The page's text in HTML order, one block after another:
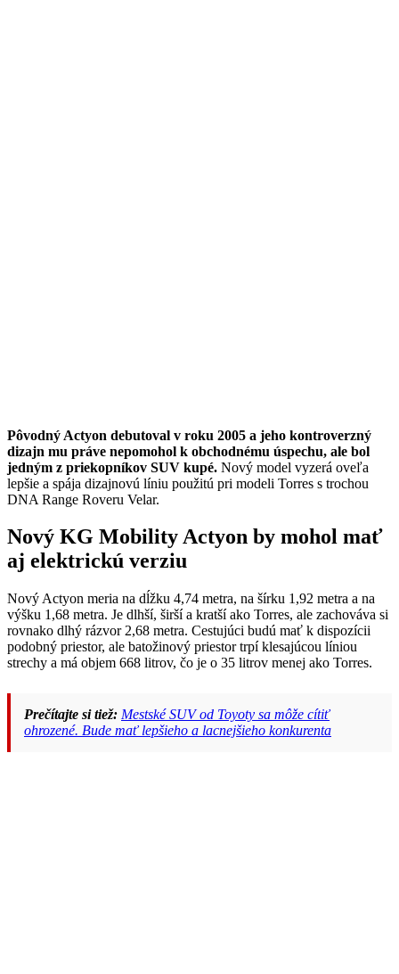
Pôvodný Actyon debutoval v roku 2005 a jeho kontroverzný
dizajn mu práve nepomohol k obchodnému úspechu, ale bol
jedným z priekopníkov SUV kupé. Nový model vyzerá oveľa
lepšie a spája dizajnovú líniu použitú pri modeli Torres s trochou
DNA Range Roveru Velar.
Nový KG Mobility Actyon by mohol mať
aj elektrickú verziu
Nový Actyon meria na dĺžku 4,74 metra, na šírku 1,92 metra a na
výšku 1,68 metra. Je dlhší, širší a kratší ako Torres, ale zachováva si
rovnako dlhý rázvor 2,68 metra. Cestujúci budú mať k dispozícii
podobný priestor, ale batožinový priestor trpí klesajúcou líniou
strechy a má objem 668 litrov, čo je o 35 litrov menej ako Torres.
Prečítajte si tiež: Mestské SUV od Toyoty sa môže cítiť
ohrozené. Bude mať lepšieho a lacnejšieho konkurenta